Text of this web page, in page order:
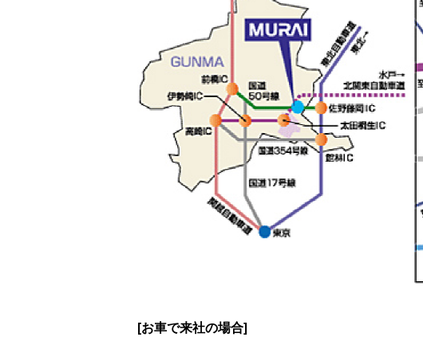
[お車で来社の場合]